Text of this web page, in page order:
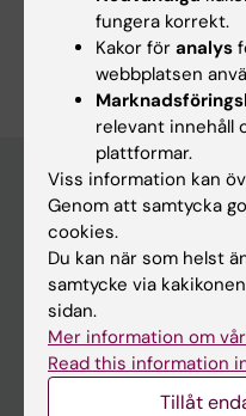
Är du Harpa Vidarsdottir?
Redigera din profil
Huvudmeny
Utbildning
Forskarutbildning
Forskning
Om KI
fungera korrekt.
Kakor för analys
webbplatsen
relevant innehåll
plattformar.
Viss information kan
Genom att samtycka
cookies.
Du kan när som helst
samtycke via
sidan.
Mer information om
Read this information
Tillåt